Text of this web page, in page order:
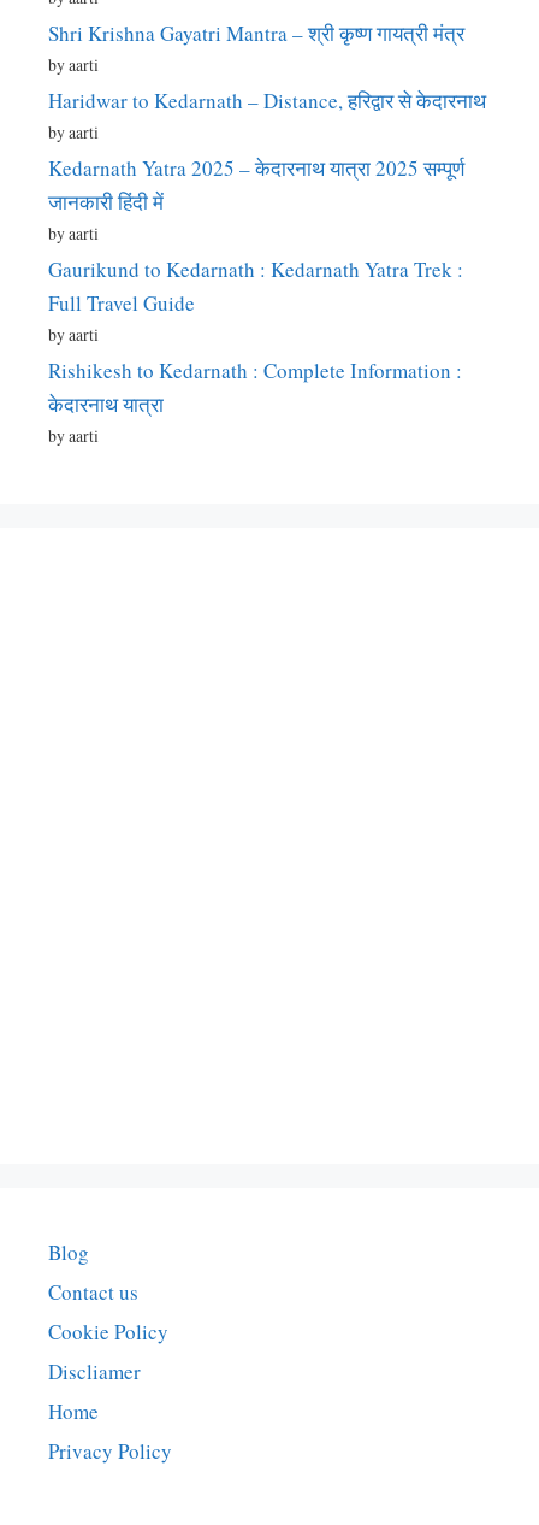
Shri Krishna Gayatri Mantra – श्री कृष्ण गायत्री मंत्र
by aarti
Haridwar to Kedarnath – Distance, हरिद्वार से केदारनाथ
by aarti
Kedarnath Yatra 2025 – केदारनाथ यात्रा 2025 सम्पूर्ण
जानकारी हिंदी में
by aarti
Gaurikund to Kedarnath : Kedarnath Yatra Trek :
Full Travel Guide
by aarti
Rishikesh to Kedarnath : Complete Information :
केदारनाथ यात्रा
by aarti
Blog
Contact us
Cookie Policy
Discliamer
Home
Privacy Policy